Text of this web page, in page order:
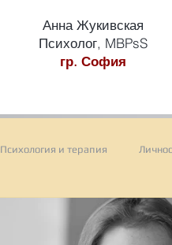
Анна Жукивская
Психолог, MBPsS
гр. София
Психология и терапия
Eфективни